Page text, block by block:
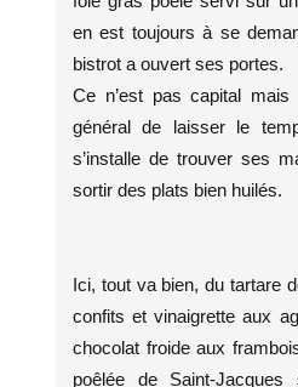
en est toujours à se
bistrot a ouvert ses portes.
Ce n’est pas capital
général de laisser le
s’installe de trouver ses
sortir des plats bien huilés.
Ici, tout va bien, du tartare
confits et vinaigrette aux
chocolat froide aux
poêlée de Saint-